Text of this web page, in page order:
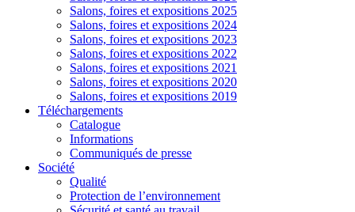
Salons, foires et expositions 2025
Salons, foires et expositions 2024
Salons, foires et expositions 2023
Salons, foires et expositions 2022
Salons, foires et expositions 2021
Salons, foires et expositions 2020
Salons, foires et expositions 2019
Téléchargements
Catalogue
Informations
Communiqués de presse
Société
Qualité
Protection de l’environnement